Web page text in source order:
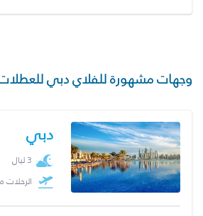
وجهات مشهورة للفلاي دبي
دبي
3 ليال